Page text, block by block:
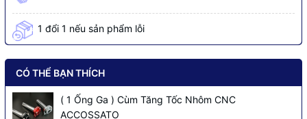
1 đổi 1 nếu sản phẩm lỗi
CÓ THỂ BẠN THÍCH
( 1 Ống Ga ) Cùm Tăng Tốc Nhôm CNC
ACCOSSATO